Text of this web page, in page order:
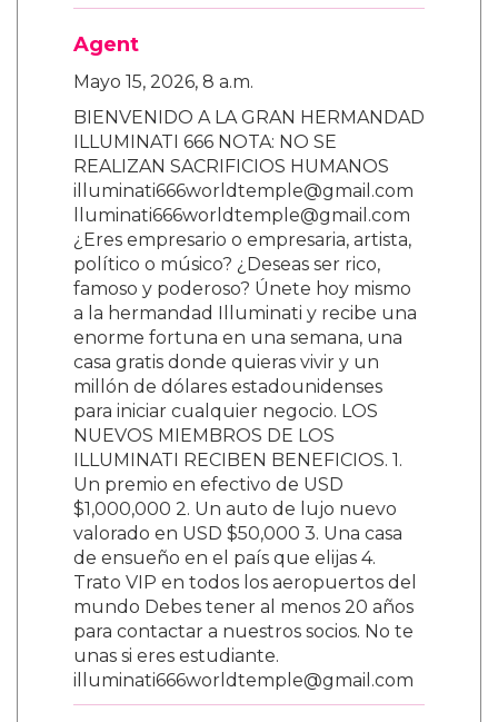
Agent
Mayo 15, 2026, 8 a.m.
BIENVENIDO A LA GRAN HERMANDAD
ILLUMINATI 666 NOTA: NO SE
REALIZAN SACRIFICIOS HUMANOS
illuminati666worldtemple@gmail.com
lluminati666worldtemple@gmail.com
¿Eres empresario o empresaria, artista,
político o músico? ¿Deseas ser rico,
famoso y poderoso? Únete hoy mismo
a la hermandad Illuminati y recibe una
enorme fortuna en una semana, una
casa gratis donde quieras vivir y un
millón de dólares estadounidenses
para iniciar cualquier negocio. LOS
NUEVOS MIEMBROS DE LOS
ILLUMINATI RECIBEN BENEFICIOS. 1.
Un premio en efectivo de USD
$1,000,000 2. Un auto de lujo nuevo
valorado en USD $50,000 3. Una casa
de ensueño en el país que elijas 4.
Trato VIP en todos los aeropuertos del
mundo Debes tener al menos 20 años
para contactar a nuestros socios. No te
unas si eres estudiante.
illuminati666worldtemple@gmail.com